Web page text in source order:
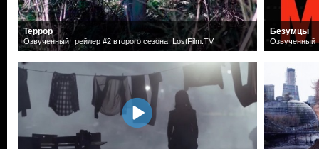
Террор
Озвученный трейлер #2 второго сезона. LostFilm.TV
Безумцы
Озвученный